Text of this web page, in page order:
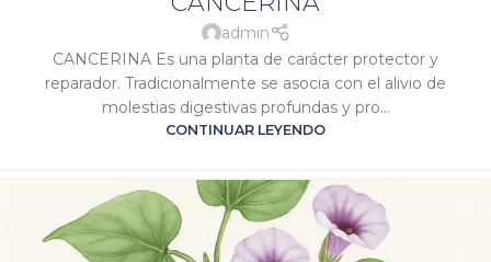
SIGNATURA MARTE SIGNATURA SOL
admin
CANCERINA Es una planta de carácter protector y
reparador. Tradicionalmente se asocia con el alivio de
molestias digestivas profundas y pro...
CONTINUAR LEYENDO